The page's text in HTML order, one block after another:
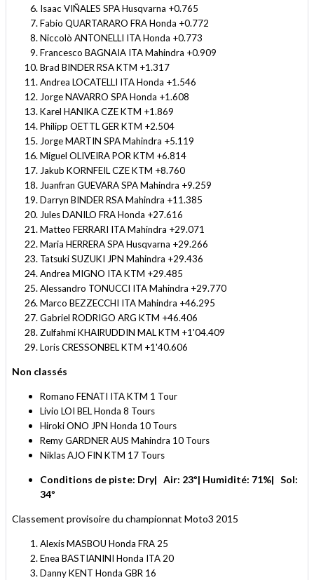
Isaac VIÑALES SPA Husqvarna +0.765
Fabio QUARTARARO FRA Honda +0.772
Niccolò ANTONELLI ITA Honda +0.773
Francesco BAGNAIA ITA Mahindra +0.909
Brad BINDER RSA KTM +1.317
Andrea LOCATELLI ITA Honda +1.546
Jorge NAVARRO SPA Honda +1.608
Karel HANIKA CZE KTM +1.869
Philipp OETTL GER KTM +2.504
Jorge MARTIN SPA Mahindra +5.119
Miguel OLIVEIRA POR KTM +6.814
Jakub KORNFEIL CZE KTM +8.760
Juanfran GUEVARA SPA Mahindra +9.259
Darryn BINDER RSA Mahindra +11.385
Jules DANILO FRA Honda +27.616
Matteo FERRARI ITA Mahindra +29.071
Maria HERRERA SPA Husqvarna +29.266
Tatsuki SUZUKI JPN Mahindra +29.436
Andrea MIGNO ITA KTM +29.485
Alessandro TONUCCI ITA Mahindra +29.770
Marco BEZZECCHI ITA Mahindra +46.295
Gabriel RODRIGO ARG KTM +46.406
Zulfahmi KHAIRUDDIN MAL KTM +1'04.409
Loris CRESSONBEL KTM +1'40.606
Non classés
Romano FENATI ITA KTM 1 Tour
Livio LOI BEL Honda 8 Tours
Hiroki ONO JPN Honda 10 Tours
Remy GARDNER AUS Mahindra 10 Tours
Niklas AJO FIN KTM 17 Tours
Conditions de piste: Dry| Air: 23º| Humidité: 71%| Sol:
34º
Classement provisoire du championnat Moto3 2015
Alexis MASBOU Honda FRA 25
Enea BASTIANINI Honda ITA 20
Danny KENT Honda GBR 16